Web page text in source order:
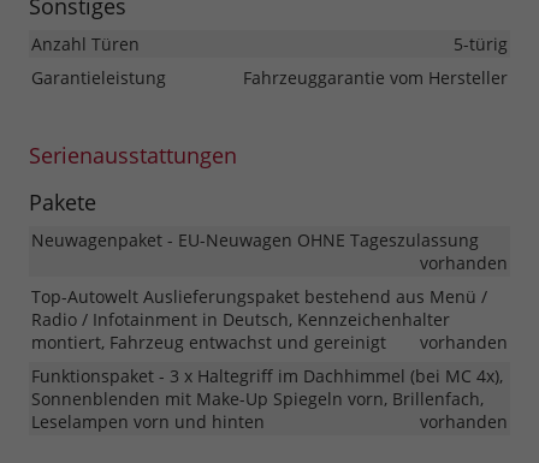
Sonstiges
Anzahl Türen
5-türig
Garantieleistung
Fahrzeuggarantie vom Hersteller
Serienausstattungen
Pakete
Neuwagenpaket - EU-Neuwagen OHNE Tageszulassung
vorhanden
Top-Autowelt Auslieferungspaket bestehend aus Menü /
Radio / Infotainment in Deutsch, Kennzeichenhalter
montiert, Fahrzeug entwachst und gereinigt
vorhanden
Funktionspaket - 3 x Haltegriff im Dachhimmel (bei MC 4x),
Sonnenblenden mit Make-Up Spiegeln vorn, Brillenfach,
Leselampen vorn und hinten
vorhanden